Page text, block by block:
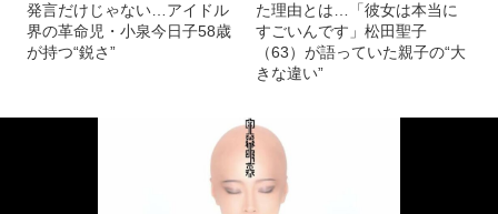
発言だけじゃない…アイドル
界の革命児・小泉今日子58歳
が持つ“鋭さ”
た理由とは…「彼女は本当に
すごいんです」松田聖子
（63）が語っていた親子の“大
きな違い”